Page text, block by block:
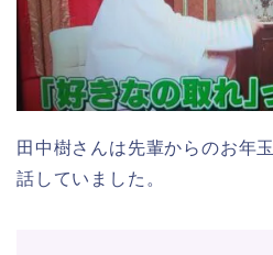
田中樹さんは先輩からのお年
話していました。